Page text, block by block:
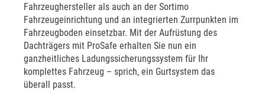
Fahrzeughersteller als auch an der Sortimo
Fahrzeugeinrichtung und an integrierten Zurrpunkten im
Fahrzeugboden einsetzbar. Mit der Aufrüstung des
Dachträgers mit ProSafe erhalten Sie nun ein
ganzheitliches Ladungssicherungssystem für Ihr
komplettes Fahrzeug – sprich, ein Gurtsystem das
überall passt.